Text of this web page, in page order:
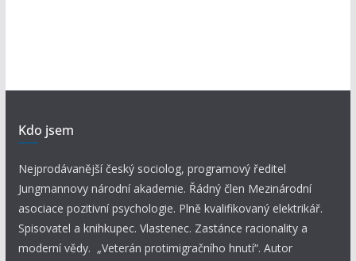
Kdo jsem
Nejprodávanější český sociolog, programový ředitel
Jungmannovy národní akademie. Řádný člen Mezinárodní
asociace pozitivní psychologie. Plně kvalifikovaný elektrikář.
Spisovatel a knihkupec. Vlastenec. Zastánce racionality a
moderní vědy. „Veterán protimigračního hnutí“. Autor